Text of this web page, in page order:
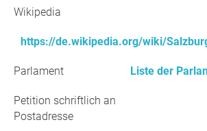
Wikipedia
https://de.wikipedia.org/wiki/
Parlament Liste der
Petition schriftlich an
Postadresse